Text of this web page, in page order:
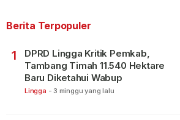
Berita Terpopuler
1
DPRD Lingga Kritik Pemkab,
Tambang Timah 11.540 Hektare
Baru Diketahui Wabup
Lingga - 3 minggu yang lalu